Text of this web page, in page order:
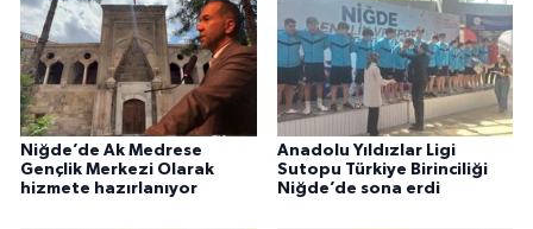
Niğde’de Ak Medrese
Gençlik Merkezi Olarak
hizmete hazırlanıyor
Anadolu Yıldızlar Ligi
Sutopu Türkiye Birinciliği
Niğde’de sona erdi